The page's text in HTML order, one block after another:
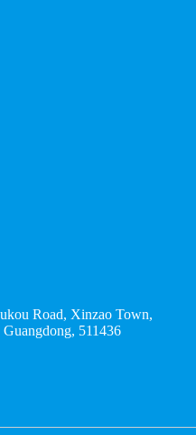
Road, Xinzao Town,
511436